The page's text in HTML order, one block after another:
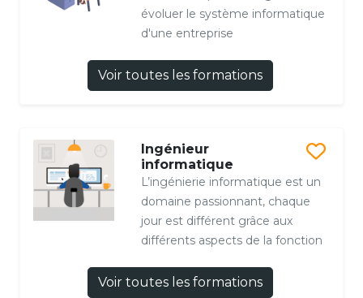
évoluer le système informatique
d'une entreprise
Voir toutes les formations
Ingénieur
informatique
L’ingénierie informatique est un
domaine passionnant, chaque
jour est différent grâce aux
différents aspects de la fonction
Voir toutes les formations